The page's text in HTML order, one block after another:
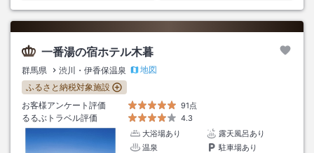
一番湯の宿ホテル木暮
群馬県 渋川・伊香保温泉
地図
ふるさと納税対象施設
お客様アンケート評価
91点
るるぶトラベル評価
4.3
大浴場あり
露天風呂あり
温泉
駐車場あり